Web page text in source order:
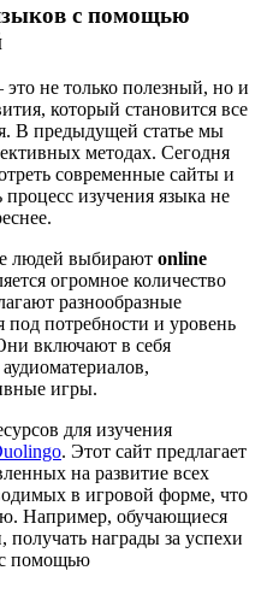
с помощью
не только полезный, но и
который становится все
В предыдущей статье мы
методах. Сегодня
современные сайты и
изучения языка не
людей выбирают online
огромное количество
разнообразные
потребности и уровень
включают в себя
игры.
для изучения
. Этот сайт предлагает
на развитие всех
в игровой форме, что
Например, обучающиеся
получать награды за успехи
с помощью